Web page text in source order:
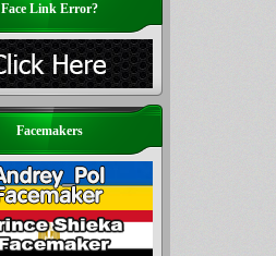
Face Link Error?
Facemakers